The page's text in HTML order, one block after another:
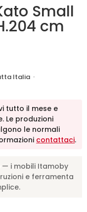
Small
cm
Italia ·
tutto il mese e
Le produzioni
le normali
contattaci.
— i mobili Itamoby
e ferramenta